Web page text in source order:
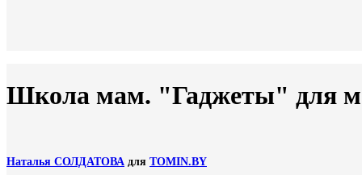
Школа мам. "Гаджеты" для
Наталья СОЛДАТОВА для TOMIN.BY